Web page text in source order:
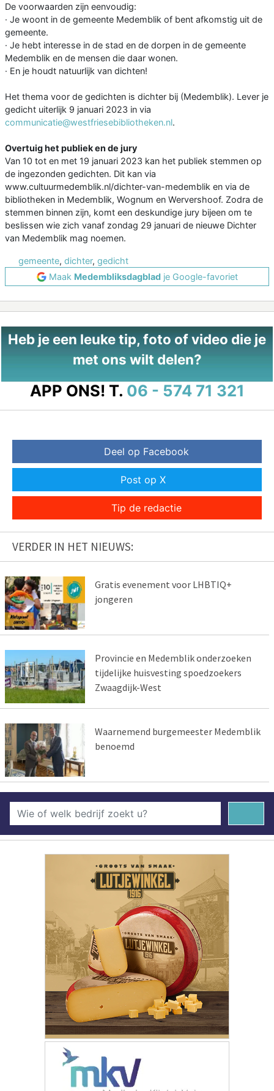
De voorwaarden zijn eenvoudig:
· Je woont in de gemeente Medemblik of bent afkomstig uit de
gemeente.
· Je hebt interesse in de stad en de dorpen in de gemeente
Medemblik en de mensen die daar wonen.
· En je houdt natuurlijk van dichten!
Het thema voor de gedichten is dichter bij (Medemblik). Lever je
gedicht uiterlijk 9 januari 2023 in via
communicatie@westfriesebibliotheken.nl.
Overtuig het publiek en de jury
Van 10 tot en met 19 januari 2023 kan het publiek stemmen op
de ingezonden gedichten. Dit kan via
www.cultuurmedemblik.nl/dichter-van-medemblik en via de
bibliotheken in Medemblik, Wognum en Wervershoof. Zodra de
stemmen binnen zijn, komt een deskundige jury bijeen om te
beslissen wie zich vanaf zondag 29 januari de nieuwe Dichter
van Medemblik mag noemen.
gemeente, dichter, gedicht
Maak Medembliksdagbladje Google-favoriet
Heb je een leuke tip, foto of video die je
met ons wilt delen?
APP ONS! T. 06 - 574 71 321
Deel op Facebook
Post op X
Tip de redactie
VERDER IN HET NIEUWS:
Gratis evenement voor LHBTIQ+
jongeren
Provincie en Medemblik onderzoeken
tijdelijke huisvesting spoedzoekers
Zwaagdijk-West
Waarnemend burgemeester Medemblik
benoemd